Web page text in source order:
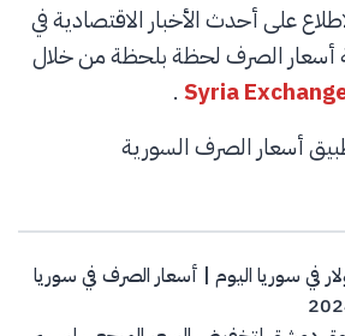
على أحدث الأخبار الاقتصادية في
أسعار الصرف لحظة بلحظة من خلال
Syria
.
أسعار الصرف السورية
في سوريا اليوم | أسعار الصرف في سوريا